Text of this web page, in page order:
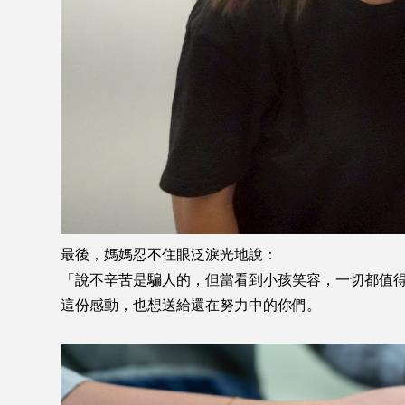
最後，媽媽忍不住眼泛淚光地說：
「說不辛苦是騙人的，但當看到小孩笑容，一切都值
這份感動，也想送給還在努力中的你們。